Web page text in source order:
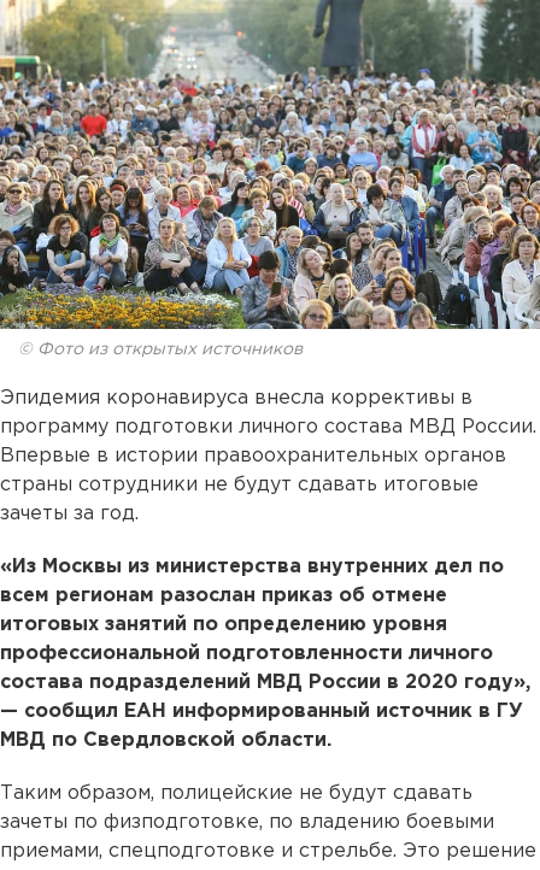
© Фото из открытых источников
Эпидемия коронавируса внесла коррективы в
программу подготовки личного состава МВД России.
Впервые в истории правоохранительных органов
страны сотрудники не будут сдавать итоговые
зачеты за год.
«Из Москвы из министерства внутренних дел по
всем регионам разослан приказ об отмене
итоговых занятий по определению уровня
профессиональной подготовленности личного
состава подразделений МВД России в 2020 году»,
— сообщил ЕАН информированный источник в ГУ
МВД по Свердловской области.
Таким образом, полицейские не будут сдавать
зачеты по физподготовке, по владению боевыми
приемами, спецподготовке и стрельбе. Это решение